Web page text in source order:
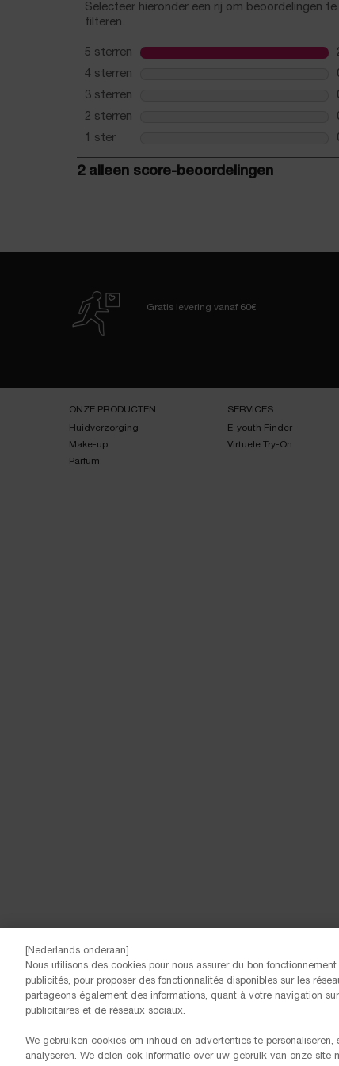
Gratis levering vanaf 60€
ONZE PRODUCTEN
Huidverzorging
Make-up
Parfum
SERVICES
E-youth Finder
Virtuele Try-On
[Nederlands onderaan]
Nous utilisons des cookies pour nous assurer du bon
publicités, pour proposer des fonctionnalités disponibles sur les
partageons également des informations, quant à votre navigation
publicitaires et de réseaux sociaux.
We gebruiken cookies om inhoud en advertenties te
analyseren. We delen ook informatie over uw gebruik van onze site